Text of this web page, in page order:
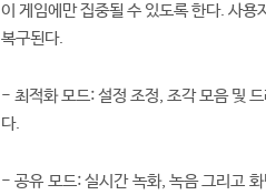
이 게임에만 집중될 수 있도록 한다. 사용
복구된다.
- 최적화 모드: 설정 조정, 조각 모음 및
다.
- 공유 모드: 실시간 녹화, 녹음 그리고